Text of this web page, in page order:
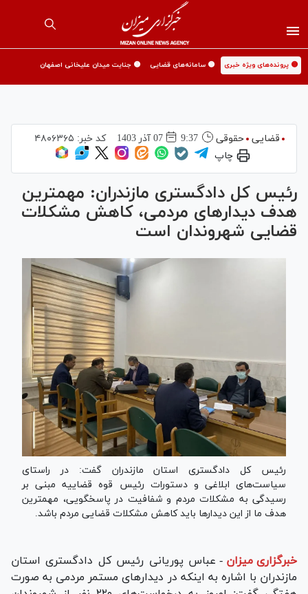
🟡 پرونده‌های ویژه خبری 🟡 سامانه‌های قضایی 🟡 جنایت میدان علیخانی اصفهان
قضایی حقوقی 9:37 07 آذر 1403 کد خبر: ۴۸۰۶۳۶۵
چاپ
رئیس کل دادگستری مازندران: مهمترین
هدف دیدار‌های مردمی، کاهش مشکلات
قضایی شهروندان است
رئیس کل دادگستری استان مازندران گفت: در راستای
سیاست‌های ابلاغی و دستورات رئیس قوه قضاییه مبنی بر
رسیدگی به مشکلات مردم و شفافیت در پاسخگویی، مهمترین
هدف ما از این دیدار‌ها باید کاهش مشکلات قضایی مردم باشد.
خبرگزاری میزان - عباس پوریانی رئیس کل دادگستری استان
مازندران با اشاره به اینکه در دیدارهای مستمر مردمی به صورت